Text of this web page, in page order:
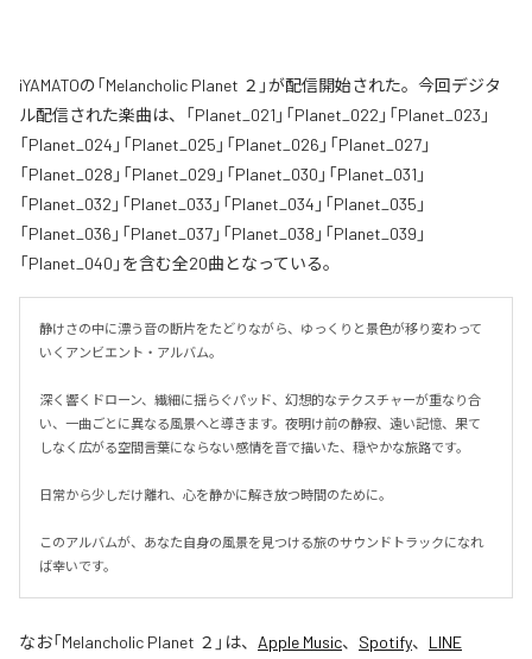
iYAMATOの「Melancholic Planet ２」が配信開始された。今回デジタ
ル配信された楽曲は、「Planet_021」「Planet_022」「Planet_023」
「Planet_024」「Planet_025」「Planet_026」「Planet_027」
「Planet_028」「Planet_029」「Planet_030」「Planet_031」
「Planet_032」「Planet_033」「Planet_034」「Planet_035」
「Planet_036」「Planet_037」「Planet_038」「Planet_039」
「Planet_040」を含む全20曲となっている。
静けさの中に漂う音の断片をたどりながら、ゆっくりと景色が移り変わって
いくアンビエント・アルバム。
深く響くドローン、繊細に揺らぐパッド、幻想的なテクスチャーが重なり合
い、一曲ごとに異なる風景へと導きます。夜明け前の静寂、遠い記憶、果て
しなく広がる空間――言葉にならない感情を音で描いた、穏やかな旅路です。
日常から少しだけ離れ、心を静かに解き放つ時間のために。
このアルバムが、あなた自身の風景を見つける旅のサウンドトラックになれ
ば幸いです。
なお「Melancholic Planet ２ 」は、 Apple Music、 Spotify、 LINE